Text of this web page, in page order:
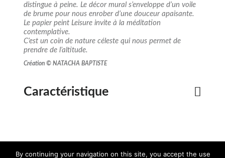
distingue à peine. Le décor mural s’enveloppe d’un voile
de brume pour nous enrober d’une douceur apaisante.
Le papier peint Leisure invite à la méditation
contemplative.
C’est un coin de nature céleste qui nous permet de
prendre de l’altitude.
Création © NATACHA BAPTISTE
Caractéristique
Téléchargez Téléchargez Demandez
By continuing your navigation on this site, you accept the use